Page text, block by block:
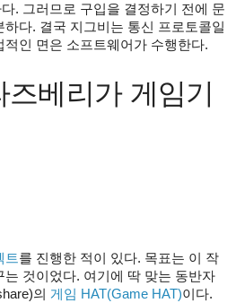
. 그러므로 구입을 결정하기 전에 문
다. 결국 지그비는 통신 프로토콜일
인 면은 소프트웨어가 수행한다.
베리가 게임기
트를 진행한 적이 있다. 목표는 이 작
것이었다. 여기에 딱 맞는 동반자
의 게임 HAT(Game HAT)이다.